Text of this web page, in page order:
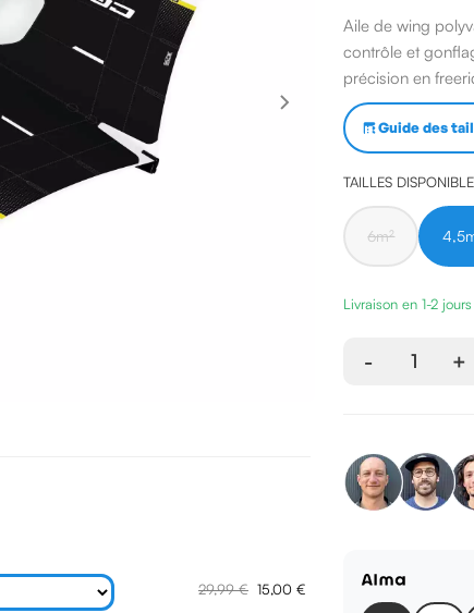
29,99 € 15,00 €
Aile de wing
contrôle et
précision en
Guide des
TAILLES
6m²
Livraison en 1-2
- 1 +